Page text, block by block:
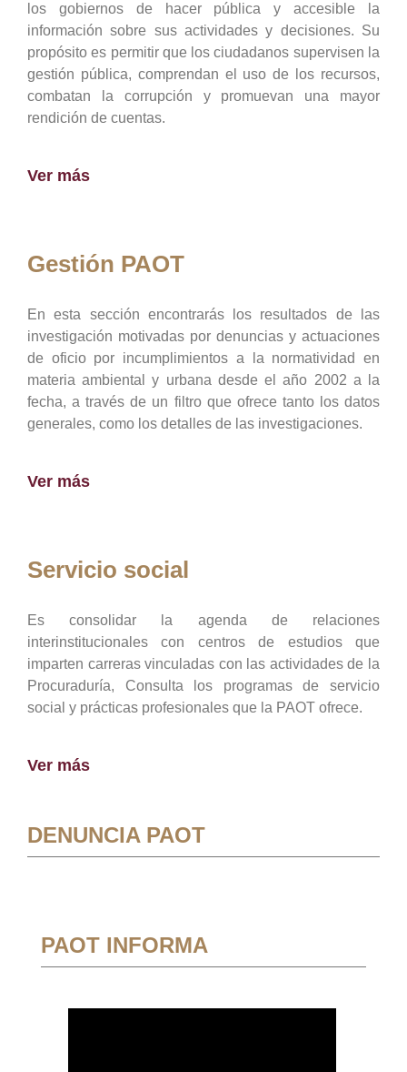
los gobiernos de hacer pública y accesible la
información sobre sus actividades y decisiones. Su
propósito es permitir que los ciudadanos supervisen la
gestión pública, comprendan el uso de los recursos,
combatan la corrupción y promuevan una mayor
rendición de cuentas.
Ver más
Gestión PAOT
En esta sección encontrarás los resultados de las
investigación motivadas por denuncias y actuaciones
de oficio por incumplimientos a la normatividad en
materia ambiental y urbana desde el año 2002 a la
fecha, a través de un filtro que ofrece tanto los datos
generales, como los detalles de las investigaciones.
Ver más
Servicio social
Es consolidar la agenda de relaciones
interinstitucionales con centros de estudios que
imparten carreras vinculadas con las actividades de la
Procuraduría, Consulta los programas de servicio
social y prácticas profesionales que la PAOT ofrece.
Ver más
DENUNCIA PAOT
PAOT INFORMA